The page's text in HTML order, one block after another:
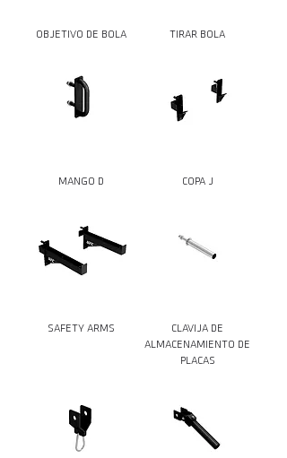
OBJETIVO DE BOLA TIRAR BOLA
MANGO D COPA J
SAFETY ARMS
CLAVIJA DE
ALMACENAMIENTO DE
PLACAS